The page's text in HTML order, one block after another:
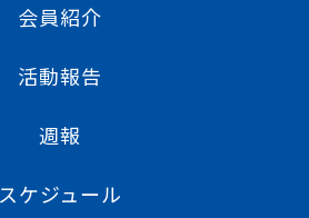
会員紹介
活動報告
週報
スケジュール